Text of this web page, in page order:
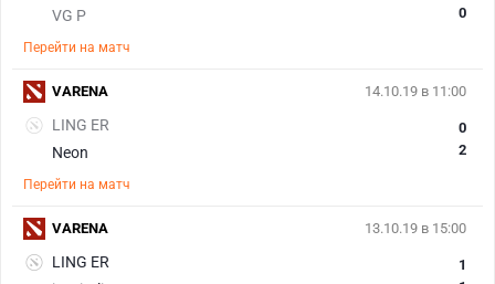
VG P
0
Перейти на матч
14.10.19 в 11:00
LING ER
Neon
0
2
Перейти на матч
VARENA
13.10.19 в 15:00
LING ER
1
VARENA